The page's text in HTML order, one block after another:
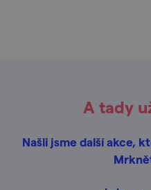
A tady
Našli jsme další akce,